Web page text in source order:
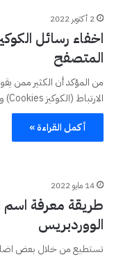
2 أكتوبر 2022
اخفاء رسائل
المتصفح
من المؤكد أن الكثير ممن
الارتباط (الكوكيز Cookies) وبعض المواقع يجبر المستخدم…
أكمل القراءة »
14 مايو 2022
طريقة معرفة اسم
الووردبريس